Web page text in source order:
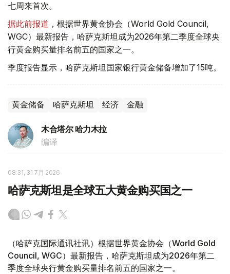
七周来首次。
据此前报道 ，根据世界黄金协会（World Gold Council,
WGC）最新报告，哈萨克斯坦成为2026年第二季度全球央
行黄金购买量排名前五的国家之一。
季度报告显示，哈萨克斯坦国家银行黄金储备增加了15吨。
黄金储备 哈萨克斯坦 经济 金融
木合塔尔 哈力木拉
编译
08:31, 31 7月 2026
哈萨克斯坦是全球五大黄金购买国之一
（哈萨克国际通讯社讯）根据世界黄金协会（World Gold
Council, WGC）最新报告，哈萨克斯坦成为2026年第二
季度全球央行黄金购买量排名前五的国家之一。